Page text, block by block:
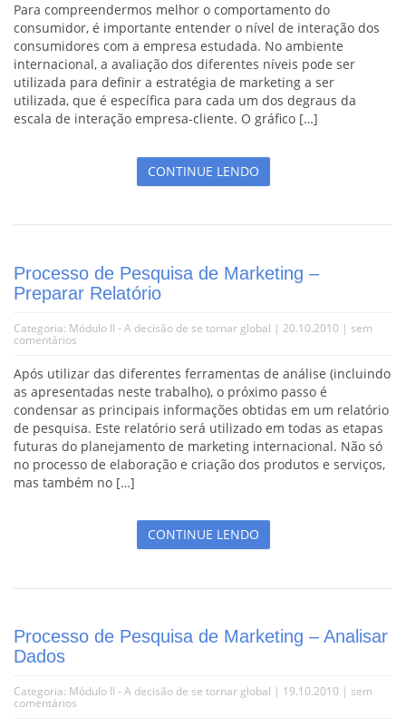
Para compreendermos melhor o comportamento do
consumidor, é importante entender o nível de interação dos
consumidores com a empresa estudada. No ambiente
internacional, a avaliação dos diferentes níveis pode ser
utilizada para definir a estratégia de marketing a ser
utilizada, que é específica para cada um dos degraus da
escala de interação empresa-cliente. O gráfico […]
CONTINUE LENDO
Processo de Pesquisa de Marketing –
Preparar Relatório
Categoria: Módulo II - A decisão de se tornar global | 20.10.2010 | sem
comentários
Após utilizar das diferentes ferramentas de análise (incluindo
as apresentadas neste trabalho), o próximo passo é
condensar as principais informações obtidas em um relatório
de pesquisa. Este relatório será utilizado em todas as etapas
futuras do planejamento de marketing internacional. Não só
no processo de elaboração e criação dos produtos e serviços,
mas também no […]
CONTINUE LENDO
Processo de Pesquisa de Marketing – Analisar
Dados
Categoria: Módulo II - A decisão de se tornar global | 19.10.2010 | sem
comentários